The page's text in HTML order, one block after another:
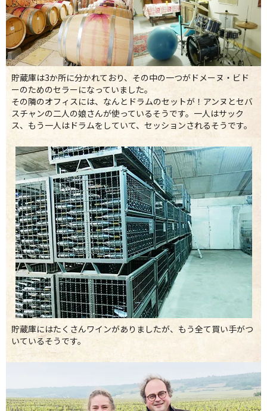
貯蔵庫は3か所に分かれており、その中の一つがドメーヌ・ビド
ーのためのセラーになっていました。
その隣のオフィスには、なんとドラムのセットが！アンヌとセバ
スチャンの二人の娘さんが使っているそうです。一人はサック
ス、もう一人はドラムをしていて、セッションされるそうです。
貯蔵庫にはたくさんワインがありましたが、もう全て買い手がつ
いているそうです。